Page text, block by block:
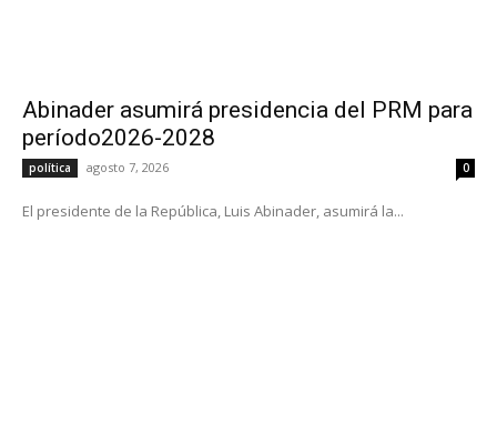
Abinader asumirá presidencia del PRM para
período2026-2028
política agosto 7, 2026 0
El presidente de la República, Luis Abinader, asumirá la...